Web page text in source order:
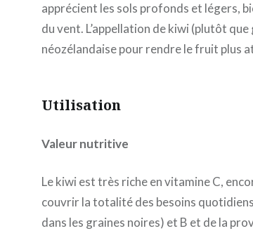
apprécient les sols profonds et légers,
du vent. L’appellation de kiwi (plutôt
néozélandaise pour rendre le fruit plus
Utilisation
Valeur nutritive
Le kiwi est très riche en vitamine C,
couvrir la totalité des besoins
dans les graines noires) et B et de la